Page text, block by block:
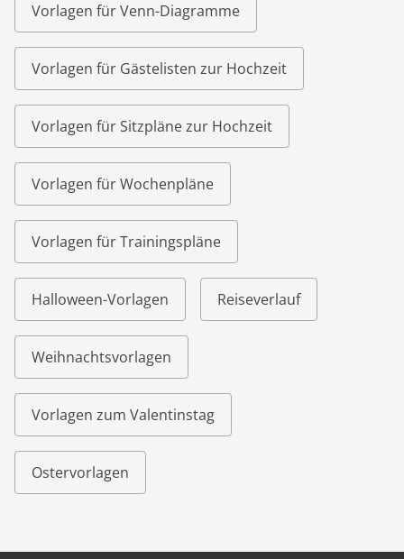
Vorlagen für Venn-Diagramme
Vorlagen für Gästelisten zur Hochzeit
Vorlagen für Sitzpläne zur Hochzeit
Vorlagen für Wochenpläne
Vorlagen für Trainingspläne
Halloween-Vorlagen Reiseverlauf
Weihnachtsvorlagen
Vorlagen zum Valentinstag
Ostervorlagen